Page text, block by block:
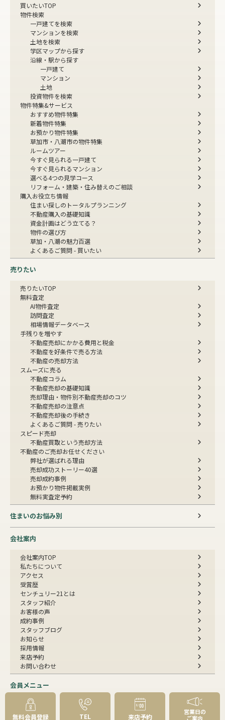
買いたいTOP
物件検索
一戸建てを検索
マンションを検索
土地を検索
学区マップから探す
沿線・駅から探す
一戸建て
マンション
土地
投資物件を検索
物件特集&サービス
おすすめ物件特集
新着物件特集
お預かり物件特集
草加市・八潮市の物件特集
ルームツアー
今すぐ見られる一戸建て
今すぐ見られるマンション
選べる4つの見学コース
リフォーム・建築・住み替えのご相談
購入お役立ち情報
住まい探しのトータルプランニング
不動産購入の基礎知識
資金計画はどう立てる？
物件の選び方
草加・八潮の魅力百選
よくあるご質問 - 買いたい
売りたい
売りたいTOP
無料査定
AI物件査定
訪問査定
相場情報データベース
手残りを増やす
不動産売却にかかる費用と税金
不動産を好条件で売る方法
不動産の売却方法
スムーズに売る
不動産コラム
不動産売却の基礎知識
売却理由・物件別不動産売却のコツ
不動産売却の注意点
不動産売却後の手続き
よくあるご質問 - 売りたい
スピード売却
不動産買取という売却方法
不動産のご売却お任せください
弊社が選ばれる理由
売却成功ストーリー40選
売却成約事例
お預かり物件掲載実例
無料実査定予約
住まいのお悩み別
会社案内
会社案内TOP
私たちについて
アクセス
受賞歴
センチュリー21とは
スタッフ紹介
お客様の声
成約事例
スタッフブログ
お知らせ
採用情報
来店予約
お問い合わせ
会員メニュー
無料会員登録
マイページログイン
無料会員登録 TEL 来店予約
営業日の
ご案内